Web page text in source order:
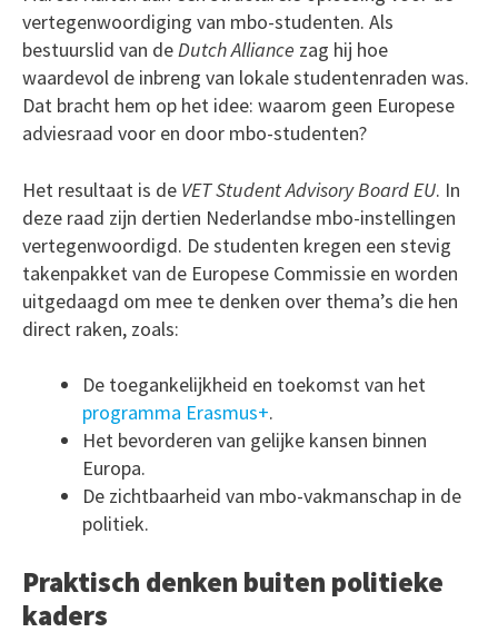
vertegenwoordiging van mbo-studenten. Als
bestuurslid van deDutch Alliance zag hij hoe
waardevol de inbreng van lokale studentenraden was.
Dat bracht hem op het idee: waarom geen Europese
adviesraad voor en door mbo-studenten?
Het resultaat is de VET Student Advisory Board EU. In
deze raad zijn dertien Nederlandse mbo-instellingen
vertegenwoordigd. De studenten kregen een stevig
takenpakket van de Europese Commissie en worden
uitgedaagd om mee te denken over thema’s die hen
direct raken, zoals:
De toegankelijkheid en toekomst van het
programma Erasmus+.
Het bevorderen van gelijke kansen binnen
Europa.
De zichtbaarheid van mbo-vakmanschap in de
politiek.
Praktisch denken buiten politieke
kaders